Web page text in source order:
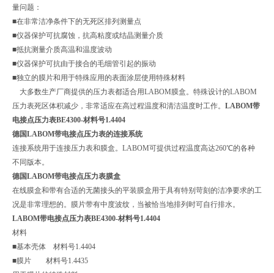
量问题：
■在非常洁净条件下的无死区排列测量点
■仪器保护可抗腐蚀，抗高粘度或结晶测量介质
■抵抗测量介质高温和温度波动
■仪器保护可抗由于接合的毛细管引起的振动
■独立的膜片和用于特殊应用的表面涂层使用特殊材料
大多数生产厂商提供的压力表都适合用LABOM膜盒。特殊设计的LABOM
压力表死区体积减少，非常适应在高过程温度和清洁温度时工作。 LABOM带
电接点压力表BE4300-材料号1.4404
德国LABOM带电接点压力表的连接系统
连接系统用于连接压力表和膜盒。LABOM可提供过程温度高达260℃的各种
不同版本。
德国LABOM带电接点压力表膜盒
在线膜盒和带有合适的无菌接头的平装膜盒用于具有特别苛刻的洁净要求的工
况是非常理想的。膜片带有中度波纹，当被恰当地排列时可自行排水。
LABOM带电接点压力表BE4300-材料号1.4404
材料
■基本壳体 材料号1.4404
■膜片 材料号1.4435